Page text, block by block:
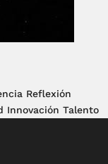
Reflexión
Innovación Talento